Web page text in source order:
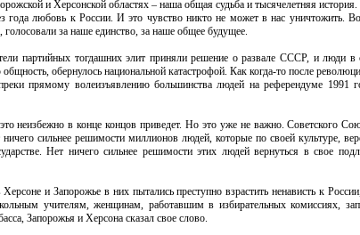
и Херсонской областях – наша общая судьба и тысячелетняя
года любовь к России. И это чувство никто не может в нас уничтожить.
за наше единство, за наше общее будущее.
партийных тогдашних элит приняли решение о развале СССР, и люди в
обернулось национальной катастрофой. Как когда-то после
прямому волеизъявлению большинства людей на референдуме 1991
неизбежно в конце концов приведет. Но это уже не важно. Советского
сильнее решимости миллионов людей, которые по своей культуре,
Нет ничего сильнее решимости этих людей вернуться в свое
и Запорожье в них пытались преступно взрастить ненависть к
учителям, женщинам, работавшим в избирательных комиссиях,
Запорожья и Херсона сказал свое слово.